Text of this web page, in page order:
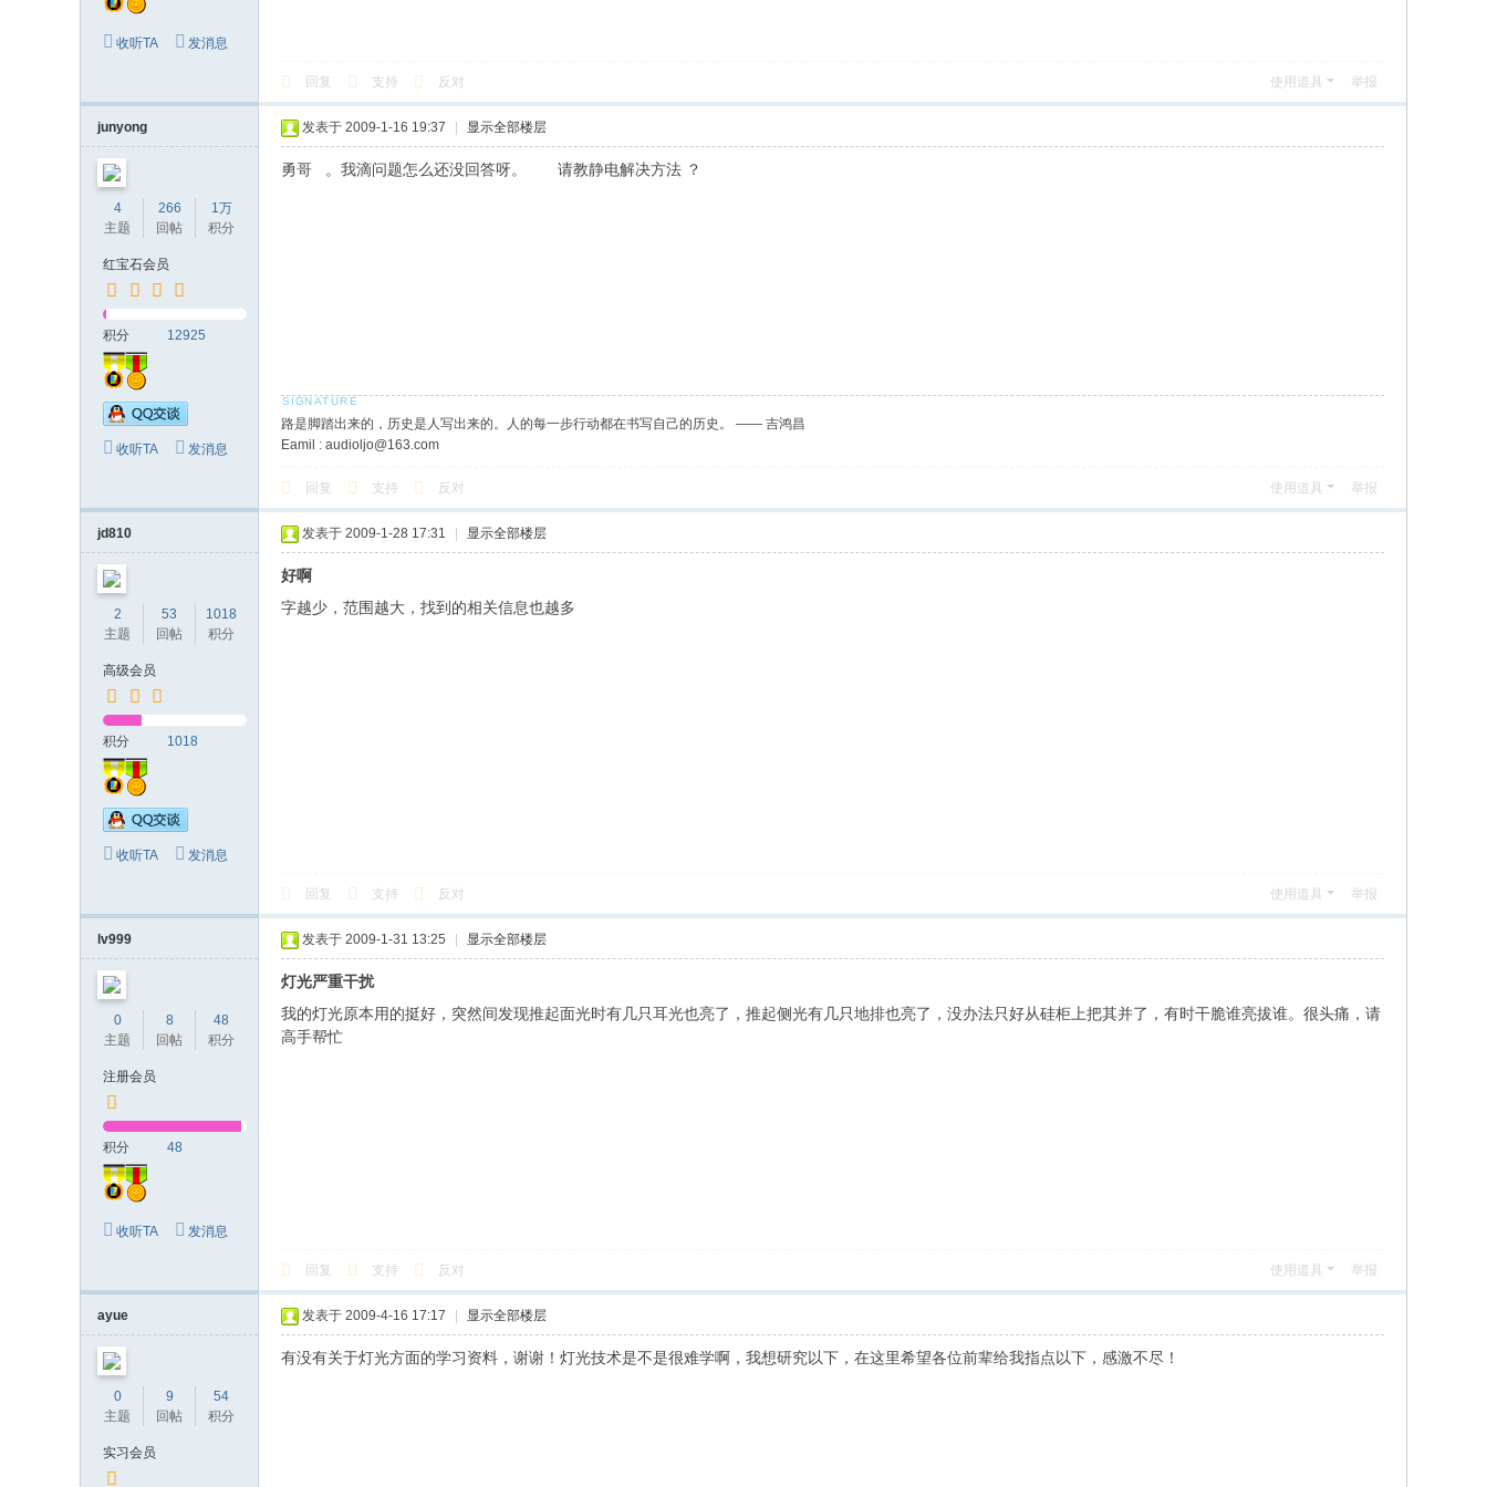
收听TA 发消息
回复 支持 反对 使用道具 举报
junyong
4
主题
266
回帖
1万
积分
红宝石会员
积分 12925
收听TA 发消息
发表于 2009-1-16 19:37 显示全部楼层
勇哥 。我滴问题怎么还没回答呀。 请教静电解决方法 ？
路是脚踏出来的，历史是人写出来的。人的每一步行动都在书写自己的历史。 —— 吉鸿昌
Eamil : audioljo@163.com
回复 支持 反对 使用道具 举报
jd810
2
主题
53
回帖
1018
积分
高级会员
积分 1018
收听TA 发消息
发表于 2009-1-28 17:31 显示全部楼层
好啊
字越少，范围越大，找到的相关信息也越多
回复 支持 反对 使用道具 举报
lv999
0
主题
8
回帖
48
积分
注册会员
积分 48
收听TA 发消息
发表于 2009-1-31 13:25 显示全部楼层
灯光严重干扰
我的灯光原本用的挺好，突然间发现推起面光时有几只耳光也亮了，推起侧光有几只地排也亮了，没办法只好从硅柜上把其并了，有时干脆谁亮拔谁。很头痛，请
高手帮忙
回复 支持 反对 使用道具 举报
ayue
0
主题
9
回帖
54
积分
实习会员
发表于 2009-4-16 17:17 显示全部楼层
有没有关于灯光方面的学习资料，谢谢！灯光技术是不是很难学啊，我想研究以下，在这里希望各位前辈给我指点以下，感激不尽！